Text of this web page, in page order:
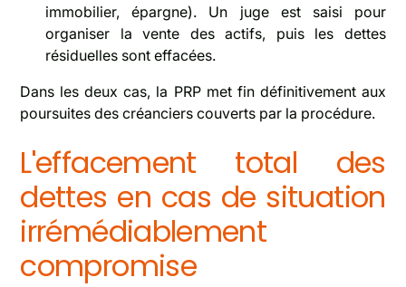
immobilier, épargne). Un juge est saisi pour
organiser la vente des actifs, puis les dettes
résiduelles sont effacées.
Dans les deux cas, la PRP met fin définitivement aux
poursuites des créanciers couverts par la procédure.
L'effacement total des
dettes en cas de situation
irrémédiablement
compromise